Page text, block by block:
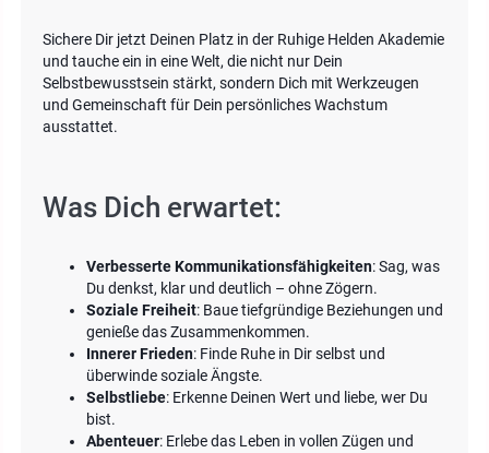
Sichere Dir jetzt Deinen Platz in der Ruhige Helden Akademie
und tauche ein in eine Welt, die nicht nur Dein
Selbstbewusstsein stärkt, sondern Dich mit Werkzeugen
und Gemeinschaft für Dein persönliches Wachstum
ausstattet.
Was Dich erwartet:
Verbesserte Kommunikationsfähigkeiten: Sag, was
Du denkst, klar und deutlich – ohne Zögern.
Soziale Freiheit: Baue tiefgründige Beziehungen und
genieße das Zusammenkommen.
Innerer Frieden: Finde Ruhe in Dir selbst und
überwinde soziale Ängste.
Selbstliebe: Erkenne Deinen Wert und liebe, wer Du
bist.
Abenteuer: Erlebe das Leben in vollen Zügen und